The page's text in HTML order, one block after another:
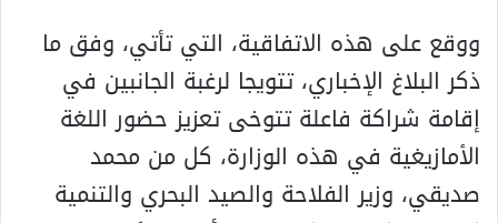
ووقع على هذه الاتفاقية، التي تأتي، وفق ما
ذكر البلاغ الإخباري، تتويجا لرغبة الجانبين في
إقامة شراكة فاعلة تتوخى تعزيز حضور اللغة
الأمازيغية في هذه الوزارة، كل من محمد
صديقي، وزير الفلاحة والصيد البحري والتنمية